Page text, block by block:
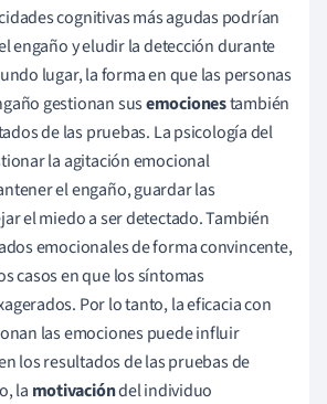
cognitivas más agudas podrían
engaño y eludir la detección durante
lugar, la forma en que las personas
gestionan susemocionestambién
de las pruebas. La psicología del
la agitación emocional
el engaño, guardar las
el miedo a ser detectado. También
emocionales de forma convincente,
casos en que los síntomas
Por lo tanto, la eficacia con
las emociones puede influir
los resultados de las pruebas de
la motivacióndel individuo